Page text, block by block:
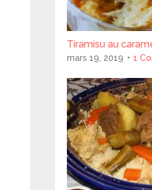
Tiramisu au
mars 19, 2019 1